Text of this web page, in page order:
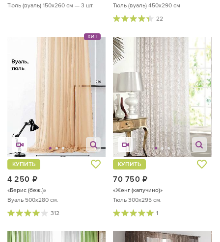
Тюль (вуаль) 150х260 см — 3 шт.
Тюль (вуаль) 450х290 см
22
ХИТ
4 250
КУПИТЬ
«Берис (беж.)»
Вуаль 500х280 см.
312
70 750
КУПИТЬ
«Женг (капучино)»
Тюль 300х295 см.
1